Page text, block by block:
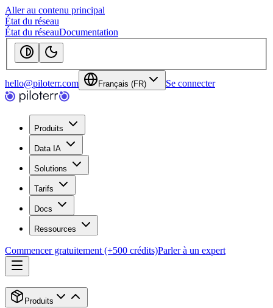
Aller au contenu principal
État du réseau
État du réseauDocumentation
hello@piloterr.com Français (FR) Se connecter
Produits
Data IA
Solutions
Tarifs
Docs
Ressources
Commencer gratuitement (+500 crédits)Parler à un expert
Produits